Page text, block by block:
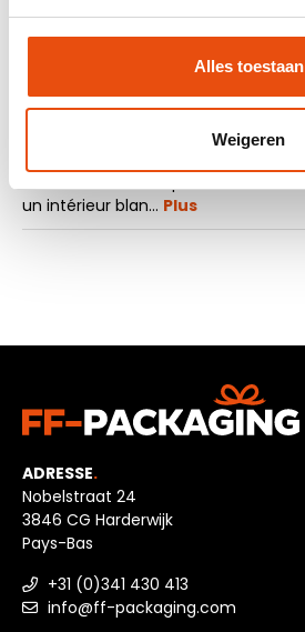
Alles toestaan
Weigeren
Demande d'échantillon
un intérieur blan… Plus
ADRESSE.
Nobelstraat 24
3846 CG Harderwijk
Pays-Bas
+31 (0)341 430 413
info@ff-packaging.com